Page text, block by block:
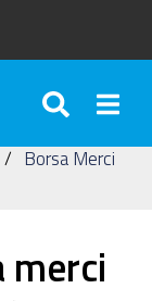
Borsa Merci
merci